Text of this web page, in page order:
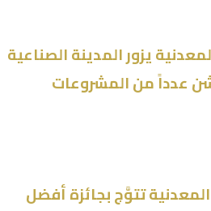
يزور المدينة الصناعية
عدداً من المشروعات
المعدنية تتوَّج بجائزة أفضل